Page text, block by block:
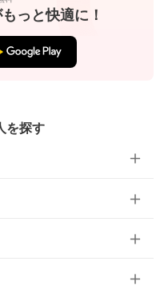
っと快適に！
を探す